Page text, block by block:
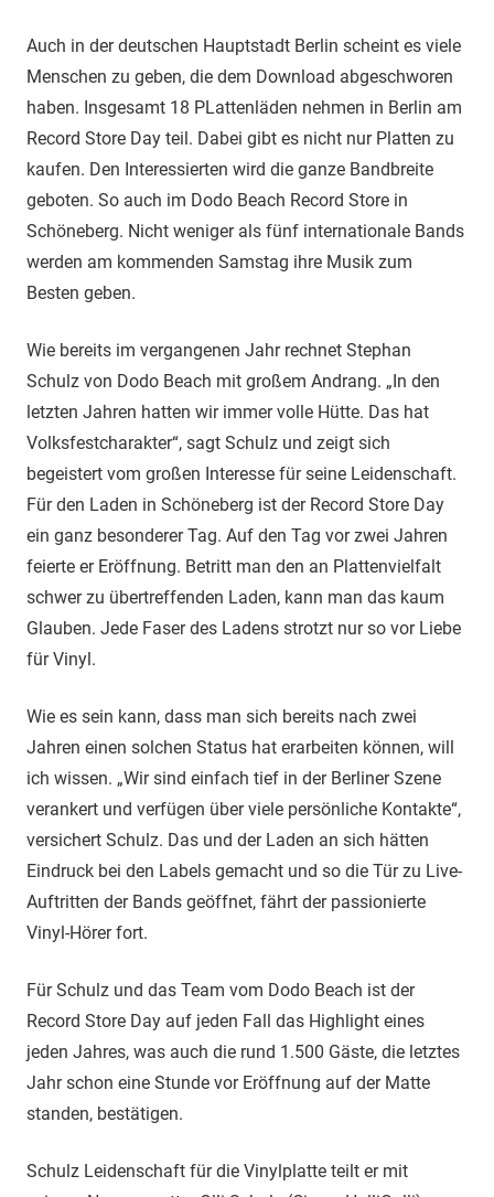
Auch in der deutschen Hauptstadt Berlin scheint es viele
Menschen zu geben, die dem Download abgeschworen
haben. Insgesamt 18 PLattenläden nehmen in Berlin am
Record Store Day teil. Dabei gibt es nicht nur Platten zu
kaufen. Den Interessierten wird die ganze Bandbreite
geboten. So auch im Dodo Beach Record Store in
Schöneberg. Nicht weniger als fünf internationale Bands
werden am kommenden Samstag ihre Musik zum
Besten geben.
Wie bereits im vergangenen Jahr rechnet Stephan
Schulz von Dodo Beach mit großem Andrang. „In den
letzten Jahren hatten wir immer volle Hütte. Das hat
Volksfestcharakter“, sagt Schulz und zeigt sich
begeistert vom großen Interesse für seine Leidenschaft.
Für den Laden in Schöneberg ist der Record Store Day
ein ganz besonderer Tag. Auf den Tag vor zwei Jahren
feierte er Eröffnung. Betritt man den an Plattenvielfalt
schwer zu übertreffenden Laden, kann man das kaum
Glauben. Jede Faser des Ladens strotzt nur so vor Liebe
für Vinyl.
Wie es sein kann, dass man sich bereits nach zwei
Jahren einen solchen Status hat erarbeiten können, will
ich wissen. „Wir sind einfach tief in der Berliner Szene
verankert und verfügen über viele persönliche Kontakte“,
versichert Schulz. Das und der Laden an sich hätten
Eindruck bei den Labels gemacht und so die Tür zu Live-
Auftritten der Bands geöffnet, fährt der passionierte
Vinyl-Hörer fort.
Für Schulz und das Team vom Dodo Beach ist der
Record Store Day auf jeden Fall das Highlight eines
jeden Jahres, was auch die rund 1.500 Gäste, die letztes
Jahr schon eine Stunde vor Eröffnung auf der Matte
standen, bestätigen.
Schulz Leidenschaft für die Vinylplatte teilt er mit